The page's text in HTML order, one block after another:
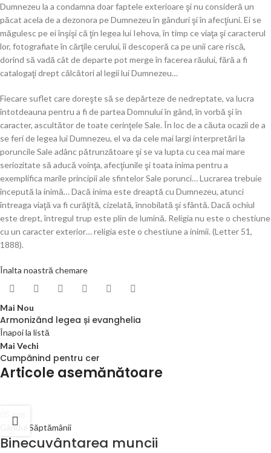
Dumnezeu la a condamna doar faptele exterioare şi nu consideră un
păcat acela de a dezonora pe Dumnezeu în gânduri şi în afecţiuni. Ei se
măgulesc pe ei înşişi că ţin legea lui Iehova, în timp ce viaţa şi caracterul
lor, fotografiate în cărţile cerului, îi descoperă ca pe unii care riscă,
dorind să vadă cât de departe pot merge în facerea răului, fără a fi
catalogaţi drept călcători al legii lui Dumnezeu…
Fiecare suflet care doreşte să se depărteze de nedreptate, va lucra
întotdeauna pentru a fi de partea Domnului în gând, în vorbă şi în
caracter, ascultător de toate cerinţele Sale. În loc de a căuta ocazii de a
se feri de legea lui Dumnezeu, el va da cele mai largi interpretări la
poruncile Sale adânc pătrunzătoare şi se va lupta cu cea mai mare
seriozitate să aducă voinţa, afecţiunile şi toata inima pentru a
exemplifica marile principii ale sfintelor Sale porunci… Lucrarea trebuie
începută la inimă… Dacă inima este dreaptă cu Dumnezeu, atunci
întreaga viaţă va fi curăţită, cizelată, înnobilată şi sfântă. Dacă ochiul
este drept, întregul trup este plin de lumină. Religia nu este o chestiune
cu un caracter exterior… religia este o chestiune a inimii. (Letter 51,
1888).
Înalta noastră chemare
Mai Nou
Armonizând legea și evanghelia
Înapoi la listă
Mai Vechi
Cumpănind pentru cer
Articole asemănătoare
Gândul Săptămânii
Binecuvântarea muncii